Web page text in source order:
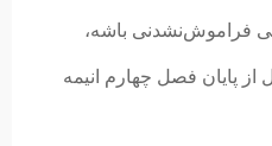
فراموش‌نشدنی باشه،
پایان فصل چهارم انیمه